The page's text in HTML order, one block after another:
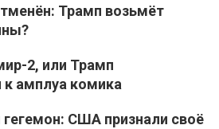
Трамп возьмёт
2, или Трамп
к амплуа комика
США признали своё